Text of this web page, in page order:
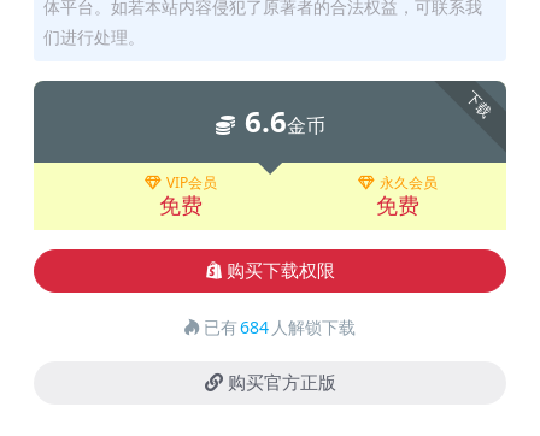
体平台。如若本站内容侵犯了原著者的合法权益，可联系我
们进行处理。
下载
6.6金币
VIP会员
免费
永久会员
免费
购买下载权限
已有684 人解锁下载
购买官方正版